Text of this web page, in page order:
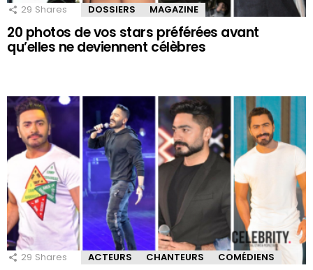
29 Shares DOSSIERS MAGAZINE
20 photos de vos stars préférées avant
qu’elles ne deviennent célèbres
29 Shares ACTEURS CHANTEURS COMÉDIENS